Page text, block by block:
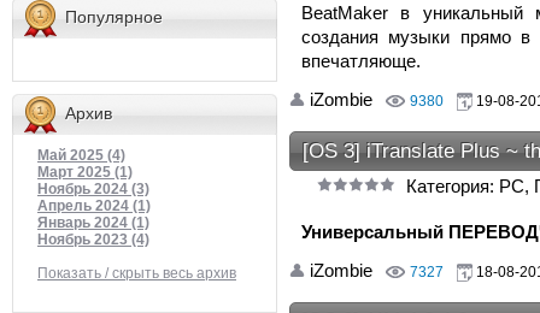
Популярное
Архив
Май 2025 (4)
Март 2025 (1)
Ноябрь 2024 (3)
Апрель 2024 (1)
Январь 2024 (1)
Ноябрь 2023 (4)
Показать / скрыть весь архив
BeatMaker в уникальный
создания музыки прямо
впечатляюще.
iZombie
9380 19-08-
[OS 3] iTranslate Plus ~
Категория:
Универсальный
iZombie
7327 18-08-